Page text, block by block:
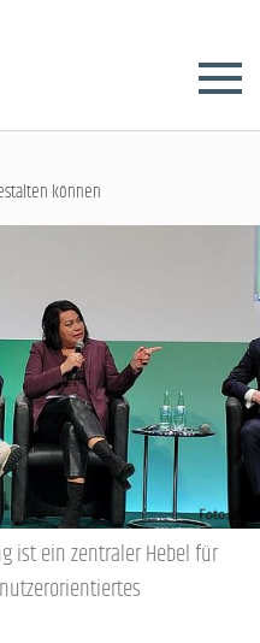
können
ist ein zentraler Hebel für